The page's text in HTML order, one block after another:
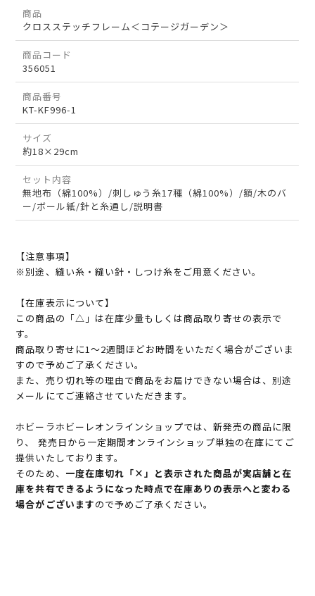
商品
クロスステッチフレーム＜コテージガーデン＞
商品コード
356051
商品番号
KT-KF996-1
サイズ
約18×29cm
セット内容
無地布（綿100%）/刺しゅう糸17種（綿100%）/額/木のバ
ー/ボール紙/針と糸通し/説明書
【注意事項】
※別途、縫い糸・縫い針・しつけ糸をご用意ください。
【在庫表示について】
この商品の「△」は在庫少量もしくは商品取り寄せの表示で
す。
商品取り寄せに1～2週間ほどお時間をいただく場合がございま
すので予めご了承ください。
また、売り切れ等の理由で商品をお届けできない場合は、別途
メールにてご連絡させていただきます。
ホビーラホビーレオンラインショップでは、新発売の商品に限
り、 発売日から一定期間オンラインショップ単独の在庫にてご
提供いたしております。
そのため、 一度在庫切れ「×」と表示された商品が実店舗と在
庫を共有できるようになった時点で在庫ありの表示へと変わる
場合がございますので予めご了承ください。